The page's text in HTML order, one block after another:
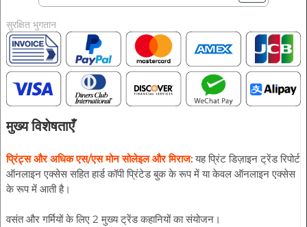
सुरक्षित भुगतान
मुख्य विशेषताएँ
प्रिंट्स और अधिक एस/एस मोन सोलेइल और मिराज:यह प्रिंट डिज़ाइन ट्रेंड रिपोर्ट
ऑनलाइन एक्सेस सहित हार्ड कॉपी प्रिंटेड बुक के रूप में या केवल ऑनलाइन एक्सेस
के रूप में आती है।
वसंत और गर्मियों के लिए 2 मुख्य ट्रेंड कहानियों का संयोजन।